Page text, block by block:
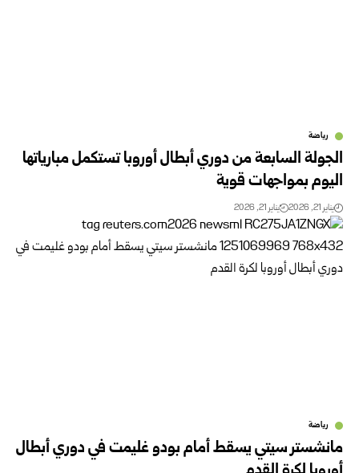
رياضة
الجولة السابعة من دوري أبطال أوروبا تستكمل مبارياتها
اليوم بمواجهات قوية
يناير 21, 2026 يناير 21, 2026
رياضة
مانشستر سيتي يسقط أمام بودو غليمت في دوري أبطال